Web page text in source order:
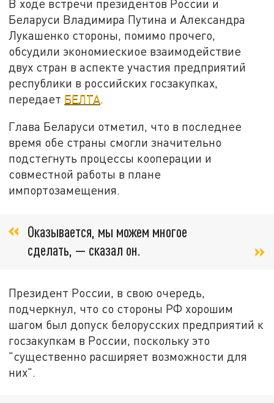
В ходе встречи президентов России и
Беларуси Владимира Путина и Александра
Лукашенко стороны, помимо прочего,
обсудили экономиескиое взаимодействие
двух стран в аспекте участия предприятий
республики в российских госзакупках,
передает БЕЛТА.
Глава Беларуси отметил, что в последнее
время обе страны смогли значительно
подстегнуть процессы кооперации и
совместной работы в плане
импортозамещения.
Оказывается, мы можем многое
сделать, — сказал он.
Президент России, в свою очередь,
подчеркнул, что со стороны РФ хорошим
шагом был допуск белорусских предприятий к
госзакупкам в России, поскольку это
"существенно расширяет возможности для
них".